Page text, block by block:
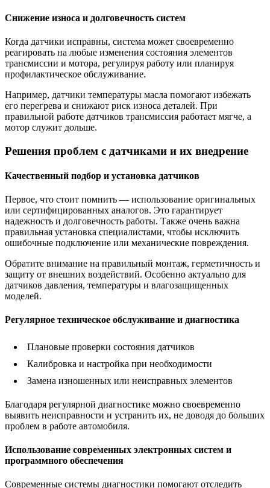
Снижение износа и долговечность систем
Когда датчики исправны, система может своевременно
реагировать на любые изменения состояния элементов
трансмиссии и мотора, регулируя работу или планируя
профилактическое обслуживание.
Например, датчики температуры масла помогают избежать
его перегрева и снижают риск износа деталей. При
правильной работе датчиков трансмиссия работает мягче, а
мотор служит дольше.
Решения проблем с датчиками и их внедрение
Качественный подбор и установка датчиков
Первое, что стоит помнить — использование оригинальных
или сертифицированных аналогов. Это гарантирует
надежность и долговечность работы. Также очень важна
правильная установка специалистами, чтобы исключить
ошибочные подключение или механические повреждения.
Обратите внимание на правильный монтаж, герметичность и
защиту от внешних воздействий. Особенно актуально для
датчиков давления, температуры и влагозащищенных
моделей.
Регулярное техническое обслуживание и диагностика
Плановые проверки состояния датчиков
Калибровка и настройка при необходимости
Замена изношенных или неисправных элементов
Благодаря регулярной диагностике можно своевременно
выявить неисправности и устранить их, не доводя до больших
проблем в работе автомобиля.
Использование современных электронных систем и
программного обеспечения
Современные системы диагностики помогают отследить